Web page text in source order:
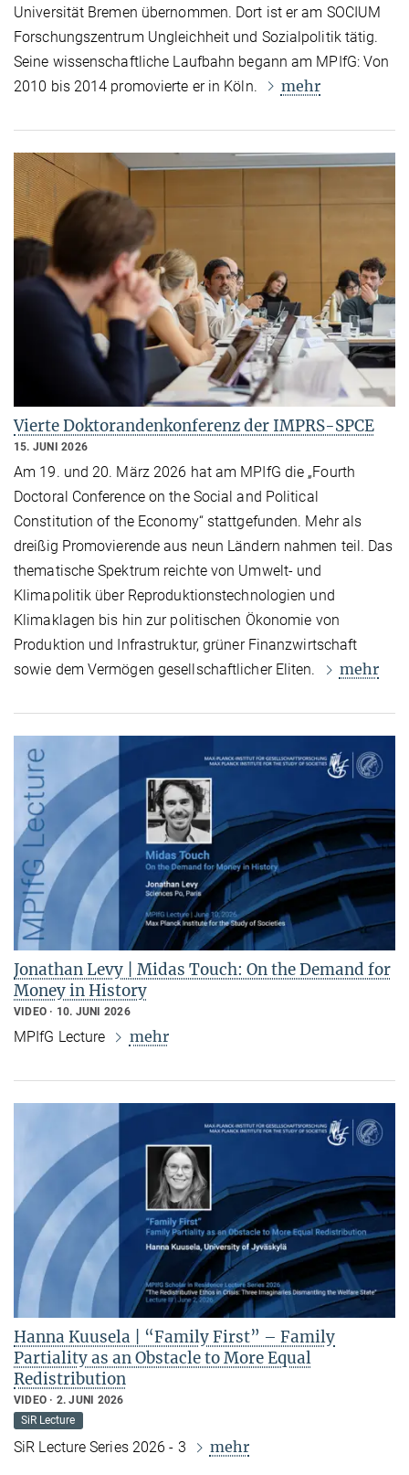
Universität Bremen übernommen. Dort ist er am SOCIUM
Forschungszentrum Ungleichheit und Sozialpolitik tätig.
Seine wissenschaftliche Laufbahn begann am MPIfG: Von
2010 bis 2014 promovierte er in Köln.
mehr
Vierte Doktorandenkonferenz der IMPRS-SPCE
15. JUNI 2026
Am 19. und 20. März 2026 hat am MPIfG die „Fourth
Doctoral Conference on the Social and Political
Constitution of the Economy“ stattgefunden. Mehr als
dreißig Promovierende aus neun Ländern nahmen teil. Das
thematische Spektrum reichte von Umwelt- und
Klimapolitik über Reproduktionstechnologien und
Klimaklagen bis hin zur politischen Ökonomie von
Produktion und Infrastruktur, grüner Finanzwirtschaft
sowie dem Vermögen gesellschaftlicher Eliten.
mehr
Jonathan Levy | Midas Touch: On the Demand for
Money in History
VIDEO 10. JUNI 2026
MPIfG Lecture mehr
Hanna Kuusela | “Family First” – Family
Partiality as an Obstacle to More Equal
Redistribution
VIDEO
2. JUNI 2026
SiR Lecture
SiR Lecture Series 2026 - 3 mehr